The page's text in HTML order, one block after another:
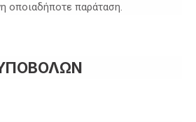
οποιαδήποτε παράταση.